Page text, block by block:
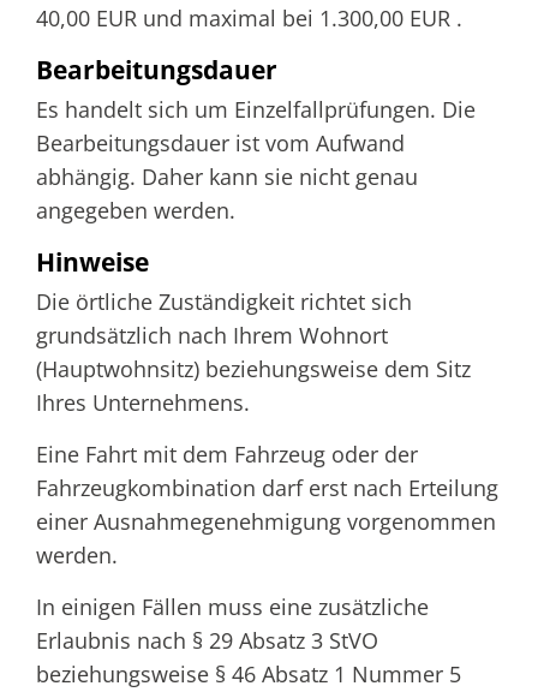
40,00 EUR und maximal bei 1.300,00 EUR .
Bearbeitungsdauer
Es handelt sich um Einzelfallprüfungen. Die
Bearbeitungsdauer ist vom Aufwand
abhängig. Daher kann sie nicht genau
angegeben werden.
Hinweise
Die örtliche Zuständigkeit richtet sich
grundsätzlich nach Ihrem Wohnort
(Hauptwohnsitz) beziehungsweise dem Sitz
Ihres Unternehmens.
Eine Fahrt mit dem Fahrzeug oder der
Fahrzeugkombination darf erst nach Erteilung
einer Ausnahmegenehmigung vorgenommen
werden.
In einigen Fällen muss eine zusätzliche
Erlaubnis nach § 29 Absatz 3 StVO
beziehungsweise § 46 Absatz 1 Nummer 5